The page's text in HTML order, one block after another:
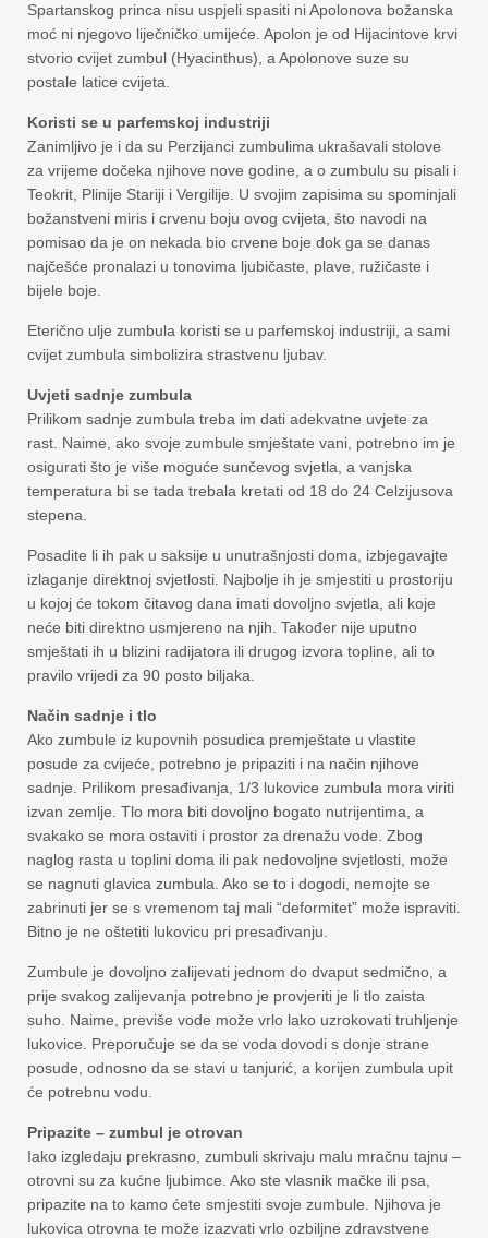
Spartanskog princa nisu uspjeli spasiti ni Apolonova božanska
moć ni njegovo liječničko umijeće. Apolon je od Hijacintove krvi
stvorio cvijet zumbul (Hyacinthus), a Apolonove suze su
postale latice cvijeta.
Koristi se u parfemskoj industriji
Zanimljivo je i da su Perzijanci zumbulima ukrašavali stolove
za vrijeme dočeka njihove nove godine, a o zumbulu su pisali i
Teokrit, Plinije Stariji i Vergilije. U svojim zapisima su spominjali
božanstveni miris i crvenu boju ovog cvijeta, što navodi na
pomisao da je on nekada bio crvene boje dok ga se danas
najčešće pronalazi u tonovima ljubičaste, plave, ružičaste i
bijele boje.
Eterično ulje zumbula koristi se u parfemskoj industriji, a sami
cvijet zumbula simbolizira strastvenu ljubav.
Uvjeti sadnje zumbula
Prilikom sadnje zumbula treba im dati adekvatne uvjete za
rast. Naime, ako svoje zumbule smještate vani, potrebno im je
osigurati što je više moguće sunčevog svjetla, a vanjska
temperatura bi se tada trebala kretati od 18 do 24 Celzijusova
stepena.
Posadite li ih pak u saksije u unutrašnjosti doma, izbjegavajte
izlaganje direktnoj svjetlosti. Najbolje ih je smjestiti u prostoriju
u kojoj će tokom čitavog dana imati dovoljno svjetla, ali koje
neće biti direktno usmjereno na njih. Također nije uputno
smještati ih u blizini radijatora ili drugog izvora topline, ali to
pravilo vrijedi za 90 posto biljaka.
Način sadnje i tlo
Ako zumbule iz kupovnih posudica premještate u vlastite
posude za cvijeće, potrebno je pripaziti i na način njihove
sadnje. Prilikom presađivanja, 1/3 lukovice zumbula mora viriti
izvan zemlje. Tlo mora biti dovoljno bogato nutrijentima, a
svakako se mora ostaviti i prostor za drenažu vode. Zbog
naglog rasta u toplini doma ili pak nedovoljne svjetlosti, može
se nagnuti glavica zumbula. Ako se to i dogodi, nemojte se
zabrinuti jer se s vremenom taj mali “deformitet” može ispraviti.
Bitno je ne oštetiti lukovicu pri presađivanju.
Zumbule je dovoljno zalijevati jednom do dvaput sedmično, a
prije svakog zalijevanja potrebno je provjeriti je li tlo zaista
suho. Naime, previše vode može vrlo lako uzrokovati truhljenje
lukovice. Preporučuje se da se voda dovodi s donje strane
posude, odnosno da se stavi u tanjurić, a korijen zumbula upit
će potrebnu vodu.
Pripazite – zumbul je otrovan
Iako izgledaju prekrasno, zumbuli skrivaju malu mračnu tajnu –
otrovni su za kućne ljubimce. Ako ste vlasnik mačke ili psa,
pripazite na to kamo ćete smjestiti svoje zumbule. Njihova je
lukovica otrovna te može izazvati vrlo ozbiljne zdravstvene